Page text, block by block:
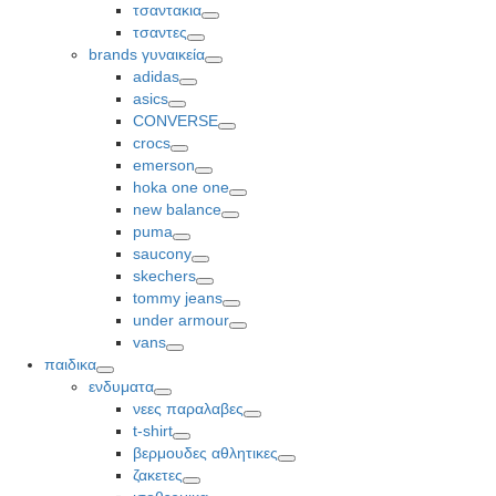
τσαντακια
τσαντες
Toggle
brands γυναικεία
adidas
asics
Toggle
CONVERSE
crocs
Toggle
emerson
Toggle
hoka one one
new balance
puma
Toggle
saucony
skechers
Toggle
tommy jeans
under armour
vans
παιδικα
Toggle
ενδυματα
Toggle
νεες παραλαβες
t-shirt
Toggle
βερμουδες αθλητικες
ζακετες
Toggle